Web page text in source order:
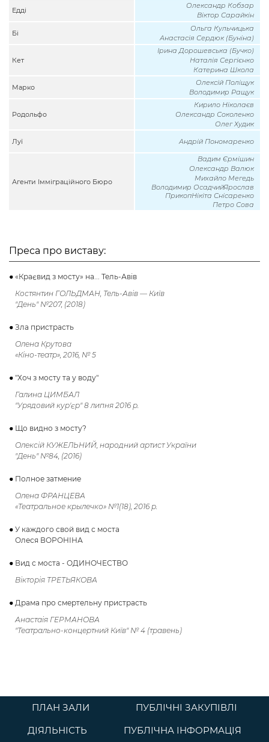
Едді
Олександр Кобзар
Віктор Сарайкін
Бі
Ольга Кульчицька
Анастасія Сердюк (Буніна)
Кет
Ірина Дорошевська (Бучко)
Наталія Сергієнко
Катерина Школа
Марко
Олексій Поліщук
Володимир Ращук
Родольфо
Кирило Ніколаєв
Олександр Соколенко
Олег Худик
Луї Андрій Пономаренко
Агенти Імміграційного Бюро
Вадим Єрмішин
Олександр Валюк
Михайло Мегедь
Володимир ОсадчийЯрослав
ПрикопНікіта Снісаренко
Петро Сова
Преса про виставу:
«Краєвид з мосту» на... Тель-Авів
Костянтин ГОЛЬДМАН, Тель-Авів — Київ
"День" №207, (2018)
Зла пристрасть
Олена Крутова
«Кіно-театр», 2016, № 5
"Хоч з мосту та у воду"
Галина ЦИМБАЛ
"Урядовий кур'єр" 8 липня 2016 р.
Що видно з мосту?
Олексій КУЖЕЛЬНИЙ, народний артист України
"День" №84, (2016)
Полное затмение
Олена ФРАНЦЕВА
«Театральное крылечко» №1(18), 2016 р.
У каждого свой вид с моста
Олеся ВОРОНІНА
Вид с моста - ОДИНОЧЕСТВО
Вікторія ТРЕТЬЯКОВА
Драма про смертельну пристрасть
Анастаія ГЕРМАНОВА
"Театрально-концертний Київ" № 4 (травень)
ПЛАН ЗАЛИ
ПУБЛІЧНІ ЗАКУПІВЛІ
ДІЯЛЬНІСТЬ
ПУБЛІЧНА ІНФОРМАЦІЯ